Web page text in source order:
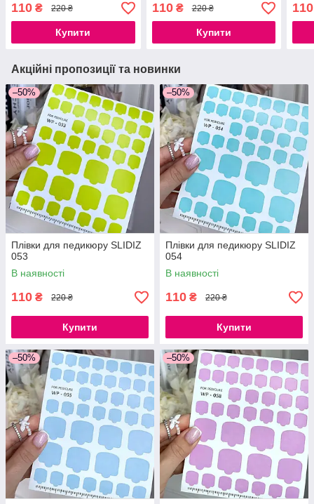
110 ₴ 220 ₴
Купити
110₴ 220 ₴
Купити
110
Акційні пропозиції та новинки
–50%
Плівки для педикюру SLIDIZ
053
В наявності
110 ₴ 220 ₴
Купити
–50%
Плівки для педикюру SLIDIZ
054
В наявності
110 ₴ 220 ₴
Купити
–50% –50%